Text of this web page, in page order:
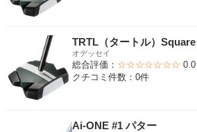
TRTL（タートル）
オデッセイ
総合評価： ☆☆☆☆☆☆☆ 0.0
クチコミ件数：0件
Ai-ONE #1 パター